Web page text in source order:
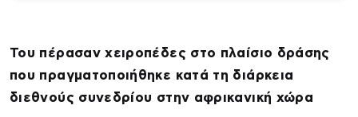
Του πέρασαν χειροπέδες στο πλαίσιο δράσης
που πραγματοποιήθηκε κατά τη διάρκεια
διεθνούς συνεδρίου στην αφρικανική χώρα